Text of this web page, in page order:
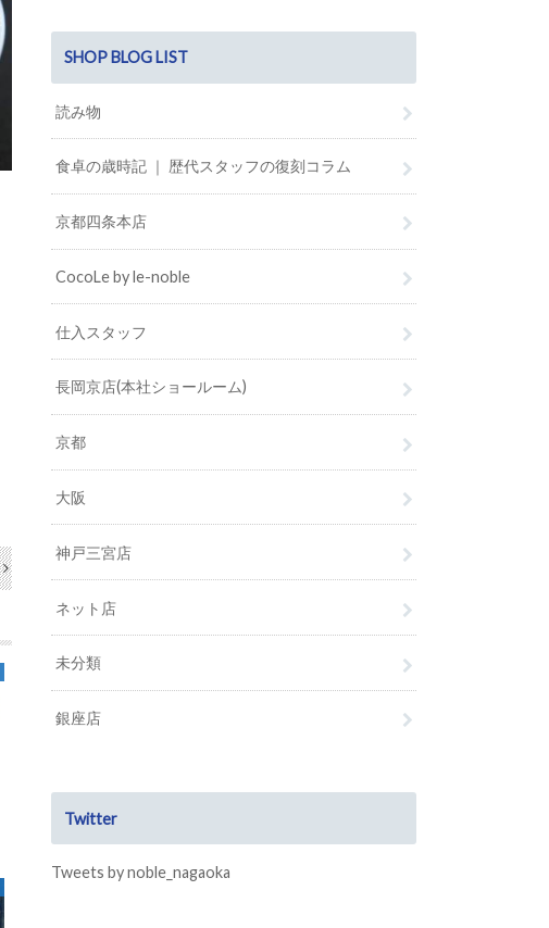
SHOP BLOG LIST
読み物
食卓の歳時記 ｜ 歴代スタッフの復刻コラム
京都四条本店
CocoLe by le-noble
仕入スタッフ
長岡京店(本社ショールーム)
京都
大阪
神戸三宮店
ネット店
未分類
銀座店
Twitter
Tweets by noble_nagaoka